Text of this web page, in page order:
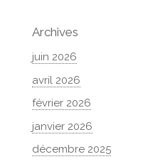
Archives
juin 2026
avril 2026
février 2026
janvier 2026
décembre 2025